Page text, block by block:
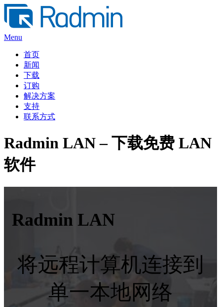
Skip
content
Menu
首页
新闻
下载
订购
解决方案
支持
联系方式
Radmin LAN – 下载免费 LAN
软件
Radmin LAN
将远程计算机连接到
单一本地网络